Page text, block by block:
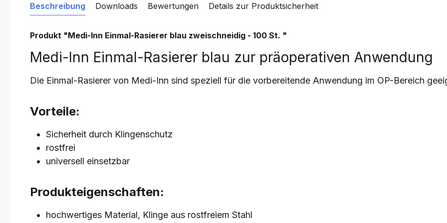
Beschreibung Downloads Details zur Produktsicherheit
Bewertungen
Produkt "Medi-Inn Einmal-Rasierer blau zweischneidig - 100 St. "
Medi-Inn Einmal-Rasierer blau zur präoperativen Anwendung
Die Einmal-Rasierer von Medi-Inn sind speziell für die vorbereitende Anwendung im OP-Bereich
Vorteile:
Sicherheit durch Klingenschutz
rostfrei
universell einsetzbar
Produkteigenschaften:
hochwertiges Material, Klinge aus rostfreiem Stahl